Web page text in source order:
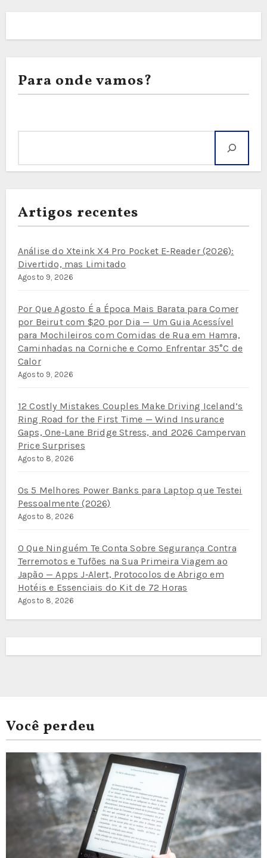
Para onde vamos?
Artigos recentes
Análise do Xteink X4 Pro Pocket E‑Reader (2026):
Divertido, mas Limitado
Agosto 9, 2026
Por Que Agosto É a Época Mais Barata para Comer
por Beirut com $20 por Dia — Um Guia Acessível
para Mochileiros com Comidas de Rua em Hamra,
Caminhadas na Corniche e Como Enfrentar 35°C de
Calor
Agosto 9, 2026
12 Costly Mistakes Couples Make Driving Iceland’s
Ring Road for the First Time — Wind Insurance
Gaps, One‑Lane Bridge Stress, and 2026 Campervan
Price Surprises
Agosto 8, 2026
Os 5 Melhores Power Banks para Laptop que Testei
Pessoalmente (2026)
Agosto 8, 2026
O Que Ninguém Te Conta Sobre Segurança Contra
Terremotos e Tufões na Sua Primeira Viagem ao
Japão — Apps J‑Alert, Protocolos de Abrigo em
Hotéis e Essenciais do Kit de 72 Horas
Agosto 8, 2026
Você perdeu